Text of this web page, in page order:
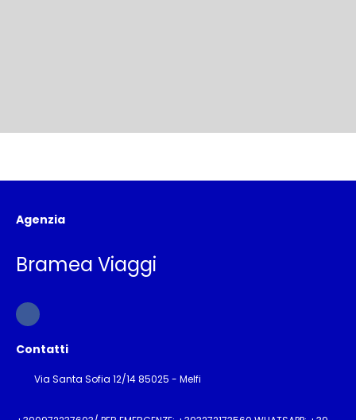
Agenzia
Bramea Viaggi
Contatti
Via Santa Sofia 12/14 85025 - Melfi